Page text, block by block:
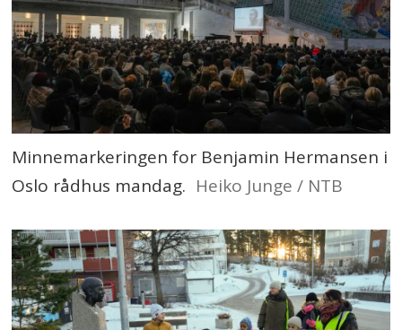
Minnemarkeringen for Benjamin Hermansen i
Oslo rådhus mandag. Heiko Junge / NTB